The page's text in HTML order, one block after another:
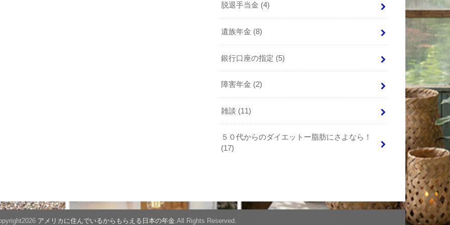
脱退手当金 (4)
遺族年金 (8)
銀行口座の指定 (5)
障害年金 (2)
雑談 (11)
５０代からのダイエットー脂肪にさよなら！
(17)
アメリカに住んでいるからもらえる日本の年金.All Rights Reserved.